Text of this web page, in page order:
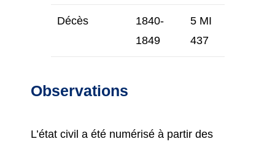
Décès
1840-
1849
5 MI
437
Observations
L’état civil a été numérisé à partir des